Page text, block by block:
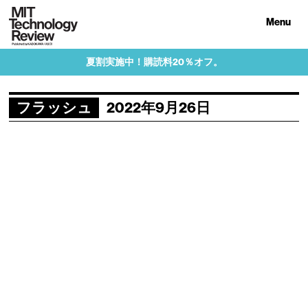
Menu
夏割実施中！購読料20％オフ。
フラッシュ 2022年9月26日